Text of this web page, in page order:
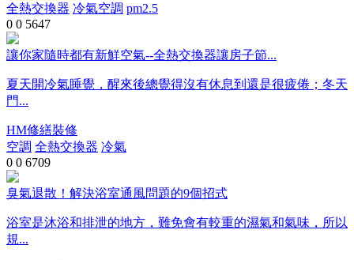
全熱交換器 冷氣空調 pm2.5
0 0 5647
讓你家隨時都有新鮮空氣--全熱交換器讓房子節...
夏天開冷氣睡覺，醒來後總覺得沒有休息到還是很疲倦；冬天
門...
HM修繕裝修
空調 全熱交換器 冷氣
0 0 6709
臭氣退散！解決浴室通風問題的9個招式
浴室是沐浴和排泄的地方，難免會有較重的濕氣和氣味，所以
規...